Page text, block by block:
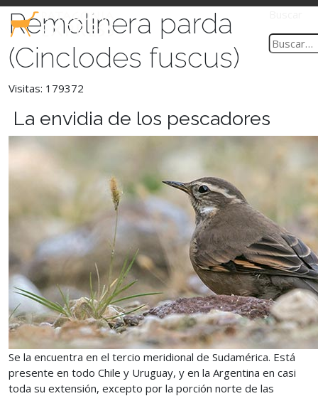
Remolinera parda
(Cinclodes fuscus)
Visitas: 179372
La envidia de los pescadores
Se la encuentra en el tercio meridional de Sudamérica. Está
presente en todo Chile y Uruguay, y en la Argentina en casi
toda su extensión, excepto por la porción norte de las